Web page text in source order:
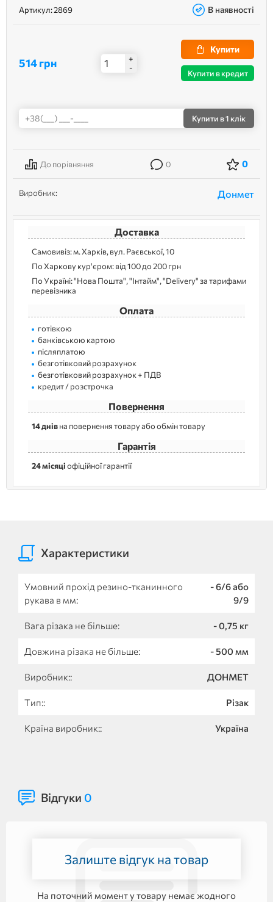
Артикул:2869 В наявності
514 грн
+
-
Купити
Купити в кредит
Купити в 1 клік
До порівняння 0 0
Виробник: Донмет
Доставка
Самовивіз: м. Харків, вул. Раєвської, 10
По Харкову кур'єром: від 100 до 200 грн
По Україні: "Нова Пошта", "Інтайм", "Delivery" за тарифами
перевізника
Оплата
готівкою
банківською картою
післяплатою
безготівковий розрахунок
безготівковий розрахунок + ПДВ
кредит / розстрочка
Повернення
14 днівна повернення товару або обмін товару
Гарантія
24 місяціофіційної гарантії
Характеристики
Умовний прохід резино-тканинного
рукава в мм:
- 6/6 або
9/9
Вага різака не більше: - 0,75 кг
Довжина різака не більше: - 500 мм
Виробник:: ДОНМЕТ
Тип:: Різак
Країна виробник:: Україна
Відгуки 0
Залиште відгук на товар
На поточний момент у товару немає жодного